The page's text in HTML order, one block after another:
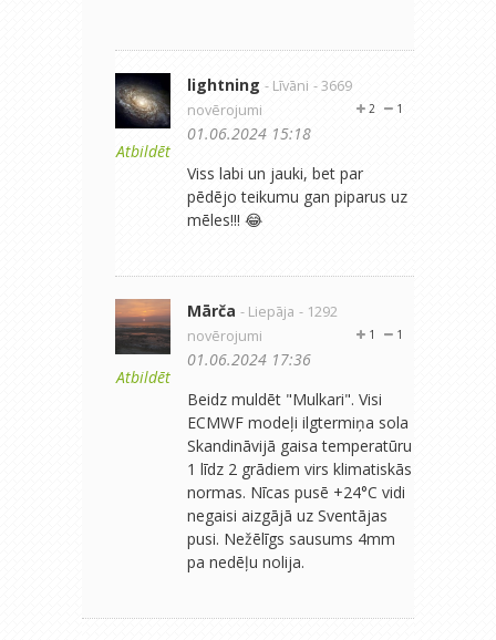
Atbildēt
lightning - Līvāni - 3669
novērojumi
1
2
01.06.2024 15:18
Viss labi un jauki, bet par
pēdējo teikumu gan piparus uz
mēles!!! 😂
Atbildēt
Mārča - Liepāja - 1292
novērojumi
1
1
01.06.2024 17:36
Beidz muldēt "Mulkari". Visi
ECMWF modeļi ilgtermiņa sola
Skandināvijā gaisa temperatūru
1 līdz 2 grādiem virs klimatiskās
normas. Nīcas pusē +24°C vidi
negaisi aizgājā uz Sventājas
pusi. Nežēlīgs sausums 4mm
pa nedēļu nolija.